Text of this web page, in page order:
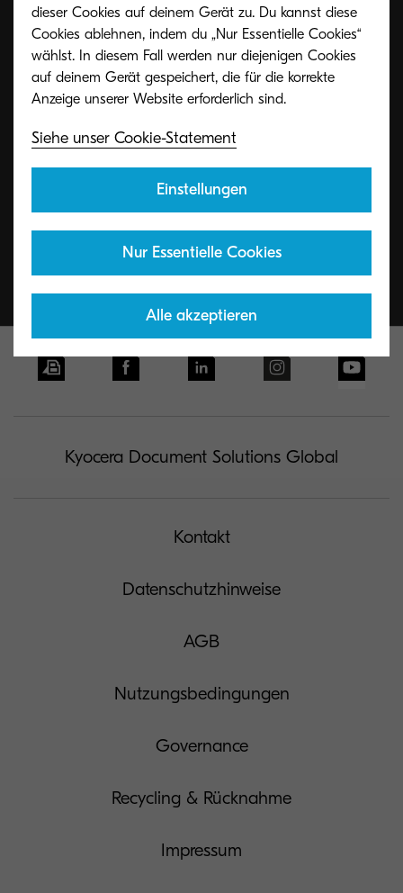
Toner Rücknahmeservice
Unseren Kunden bieten wir ein kostenfreies
Rücknahmesystem für Kyocera Toner und
Resttonerbehälter an.
Details und Anmeldung
Kyocera Document Solutions Global
Kontakt
Datenschutzhinweise
AGB
Nutzungsbedingungen
Governance
Recycling & Rücknahme
Impressum
dieser Cookies auf deinem Gerät zu. Du kannst diese
Cookies ablehnen, indem du „Nur Essentielle Cookies“
wählst. In diesem Fall werden nur diejenigen Cookies
auf deinem Gerät gespeichert, die für die korrekte
Siehe unser Cookie-Statement
Einstellungen
Nur Essentielle Cookies
Alle akzeptieren